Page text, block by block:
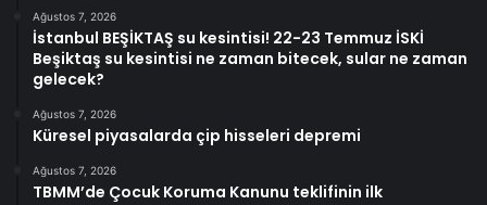
Ağustos 7, 2026
İstanbul BEŞİKTAŞ su kesintisi! 22-23 Temmuz İSKİ
Beşiktaş su kesintisi ne zaman bitecek, sular ne zaman
gelecek?
Ağustos 7, 2026
Küresel piyasalarda çip hisseleri depremi
Ağustos 7, 2026
TBMM’de Çocuk Koruma Kanunu teklifinin ilk